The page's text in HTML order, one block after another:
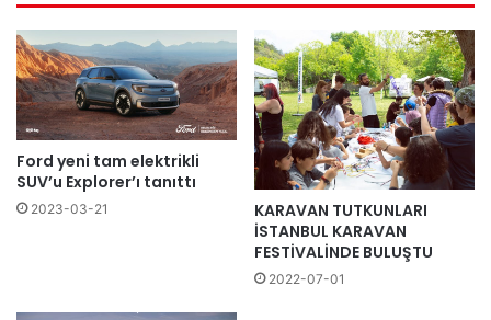
Ford yeni tam elektrikli
SUV’u Explorer’ı tanıttı
2023-03-21
KARAVAN TUTKUNLARI
İSTANBUL KARAVAN
FESTİVALİNDE BULUŞTU
2022-07-01